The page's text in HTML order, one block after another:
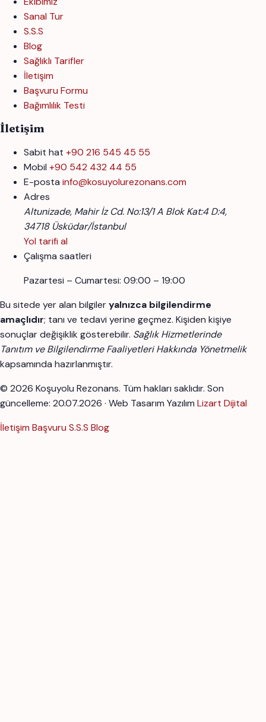
Sanal Tur
S.S.S
Blog
Sağlıklı Tarifler
İletişim
Başvuru Formu
Bağımlılık Testi
İletişim
Sabit hat +90 216 545 45 55
Mobil +90 542 432 44 55
E-posta info@kosuyolurezonans.com
Adres
Altunizade, Mahir İz Cd. No:13/1 A Blok Kat:4 D:4,
34718 Üsküdar/İstanbul
Yol tarifi al
Çalışma saatleri
Pazartesi – Cumartesi: 09:00 – 19:00
Bu sitede yer alan bilgileryalnızca bilgilendirme
amaçlıdır; tanı ve tedavi yerine geçmez. Kişiden kişiye
sonuçlar değişiklik gösterebilir. Sağlık Hizmetlerinde
Tanıtım ve Bilgilendirme Faaliyetleri Hakkında Yönetmelik
kapsamında hazırlanmıştır.
© 2026 Koşuyolu Rezonans. Tüm hakları saklıdır. Son
güncelleme: 20.07.2026 · Web Tasarım Yazılım Lizart Dijital
İletişim Başvuru S.S.S Blog